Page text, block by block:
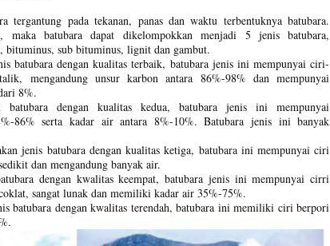
tergantung pada tekanan, panas dan waktu terbentuknya batubara.
maka batubara dapat dikelompokkan menjadi 5 jenis batubara,
bituminus, sub bituminus, lignit dan gambut.
batubara dengan kualitas terbaik, batubara jenis ini mempunyai ciri-
mengandung unsur karbon antara 86%-98% dan mempunyai
8%.
batubara dengan kualitas kedua, batubara jenis ini mempunyai
86% serta kadar air antara 8%-10%. Batubara jenis ini banyak
jenis batubara dengan kualitas ketiga, batubara ini mempunyai ciri
dan mengandung banyak air.
dengan kwalitas keempat, batubara jenis ini mempunyai cirri
sangat lunak dan memiliki kadar air 35%-75%.
batubara dengan kwalitas terendah, batubara ini memiliki ciri berpori